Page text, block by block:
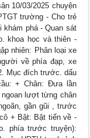
10/03/2025 chuyện
trường - Cho trẻ
phá - Quan sát
khoa học và thiên -
nhiên: Phân loại xe
về phía đạp, xe
Mục đích trước. dấu
+ Chân: Đưa lần
ngoan lượt từng chân
gần gũi , trước
+ Bật: Bật tiến về -
phía trước truyện):